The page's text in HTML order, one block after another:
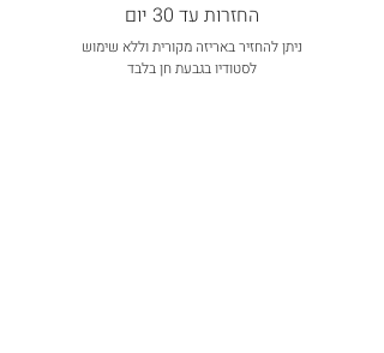
החזרות עד 30 יום
ניתן להחזיר באריזה מקורית וללא שימוש
לסטודיו בגבעת חן בלבד